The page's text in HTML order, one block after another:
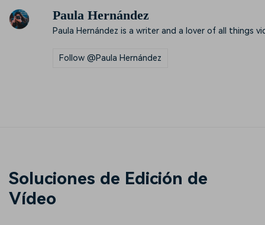
Paula Hernández
Paula Hernández is a writer and a lover of all things
Follow @Paula Hernández
Soluciones de Edición de
Vídeo